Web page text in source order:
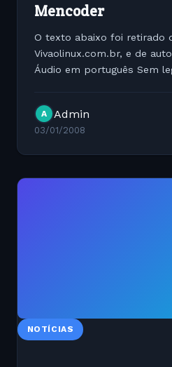
Mencoder
O texto abaixo foi retirado
Vivaolinux.com.br, e de
Áudio em português Sem
A Admin
03/01/2008
NOTÍCIAS